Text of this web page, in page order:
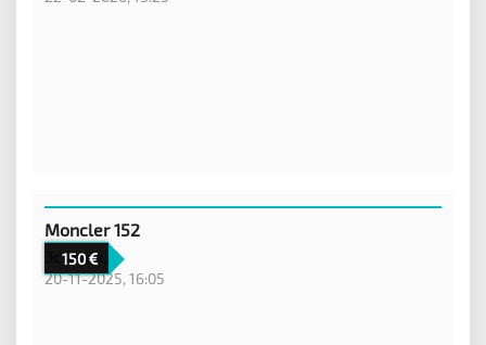
150
Moncler 152
Эстония,
20-11-2025, 16:05